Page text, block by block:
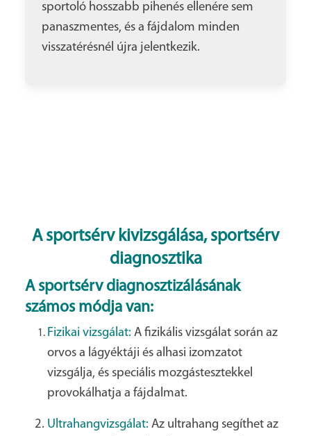
sportoló hosszabb pihenés ellenére sem
panaszmentes, és a fájdalom minden
visszatérésnél újra jelentkezik.
A sportsérv kivizsgálása, sportsérv
diagnosztika
A sportsérv diagnosztizálásának
számos módja van:
Fizikai vizsgálat: A fizikális vizsgálat során az
orvos a lágyéktáji és alhasi izomzatot
vizsgálja, és speciális mozgástesztekkel
provokálhatja a fájdalmat.
Ultrahangvizsgálat: Az ultrahang segíthet az